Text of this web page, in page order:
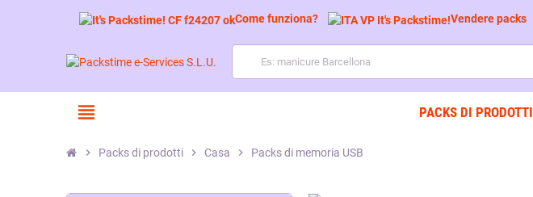
Come funziona? Vendere packs
view_headline PACKS DI PRODOTTI
chevron_right Packs di prodotti chevron_right Casa chevron_right Packs di memoria USB